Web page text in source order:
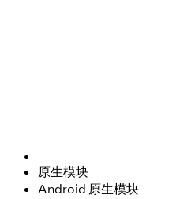
原生模块
Android 原生模块